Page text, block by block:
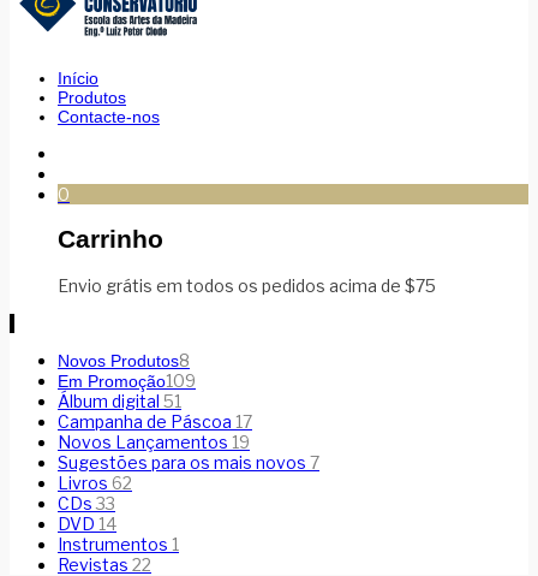
Início
Produtos
Contacte-nos
0
Carrinho
Envio grátis em todos os pedidos acima de $75
Novos Produtos8
Em Promoção109
Álbum digital 51
Campanha de Páscoa 17
Novos Lançamentos 19
Sugestões para os mais novos 7
Livros 62
CDs33
DVD 14
Instrumentos 1
Revistas 22